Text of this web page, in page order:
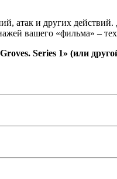
атак и других
вашего «фильма» –
Series 1» (или